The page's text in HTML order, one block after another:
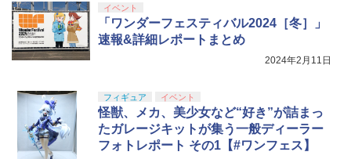
イベント
「ワンダーフェスティバル2024［冬］」
速報&詳細レポートまとめ
2024年2月11日
フィギュア イベント
怪獣、メカ、美少女など“好き”が詰まっ
たガレージキットが集う一般ディーラー
フォトレポート その1【#ワンフェス】